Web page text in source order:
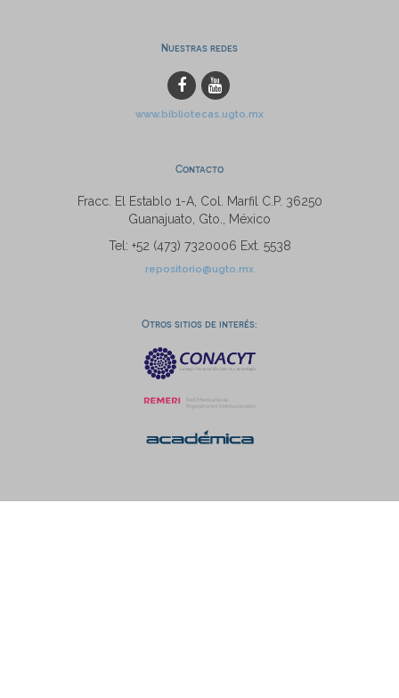
Nuestras redes
www.bibliotecas.ugto.mx
Contacto
Fracc. El Establo 1-A, Col. Marfil C.P. 36250
Guanajuato, Gto., México
Tel: +52 (473) 7320006 Ext. 5538
repositorio@ugto.mx
Otros sitios de interés: